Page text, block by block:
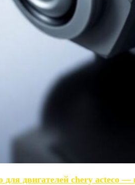
для двигателей chery acteco